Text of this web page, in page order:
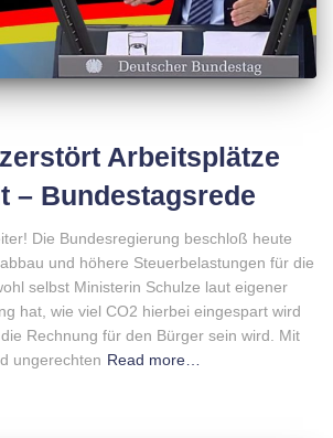
Arbeitsplätze
– Bundestagsrede
Die Bundesregierung beschloß heute
und höhere Steuerbelastungen für die
selbst Ministerin Schulze laut eigener
hat, wie viel CO2 hierbei eingespart wird
Rechnung für den Bürger sein wird. Mit
ungerechten Read more…